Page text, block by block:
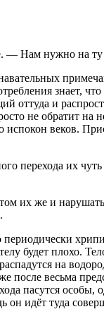
— Нам нужно на ту
знает,
оттуда и
не обратит на
испокон веков.
перехода их
их же и
периодически
будет плохо.
на
весьма
пасутся особы,
он идёт туда